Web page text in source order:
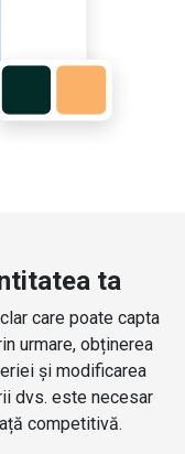
ta
care poate capta
urmare, obținerea
și modificarea
dvs. este necesar
competitivă.